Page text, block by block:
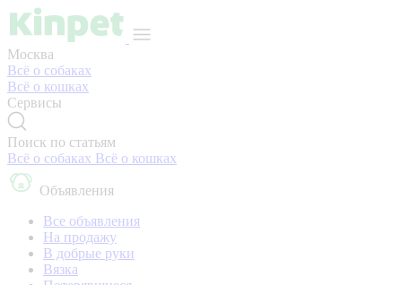
Москва
Всё о собаках
Всё о кошках
Сервисы
Поиск по статьям
Всё о собаках Всё о кошках
Объявления
Все объявления
На продажу
В добрые руки
Вязка